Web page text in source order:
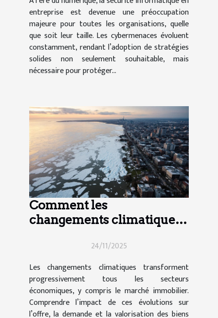
entreprise est devenue une préoccupation
majeure pour toutes les organisations, quelle
que soit leur taille. Les cybermenaces évoluent
constamment, rendant l’adoption de stratégies
solides non seulement souhaitable, mais
nécessaire pour protéger...
Comment les
changements climatiques
immobilier ?24/11/2025
Les changements climatiques transforment
progressivement tous les secteurs
économiques, y compris le marché immobilier.
Comprendre l’impact de ces évolutions sur
l’offre, la demande et la valorisation des biens